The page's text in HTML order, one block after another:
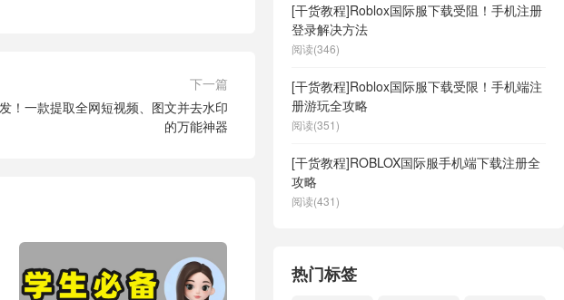
下一篇
！一款提取全网短视频、图文并去水印
的万能神器
[干货教程]Roblox国际服下载受阻！手机注册
登录解决方法
阅读(346)
[干货教程]Roblox国际服下载受限！手机端注
册游玩全攻略
阅读(351)
[干货教程]ROBLOX国际服手机端下载注册全
攻略
阅读(431)
热门标签